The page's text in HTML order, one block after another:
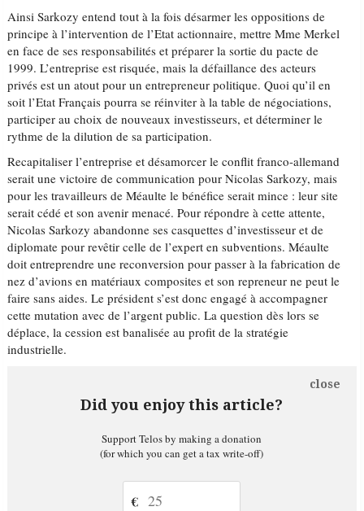
Ainsi Sarkozy entend tout à la fois désarmer les oppositions de
principe à l’intervention de l’Etat actionnaire, mettre Mme Merkel
en face de ses responsabilités et préparer la sortie du pacte de
1999. L’entreprise est risquée, mais la défaillance des acteurs
privés est un atout pour un entrepreneur politique. Quoi qu’il en
soit l’Etat Français pourra se réinviter à la table de négociations,
participer au choix de nouveaux investisseurs, et déterminer le
rythme de la dilution de sa participation.
Recapitaliser l’entreprise et désamorcer le conflit franco-allemand
serait une victoire de communication pour Nicolas Sarkozy, mais
pour les travailleurs de Méaulte le bénéfice serait mince : leur site
serait cédé et son avenir menacé. Pour répondre à cette attente,
Nicolas Sarkozy abandonne ses casquettes d’investisseur et de
diplomate pour revêtir celle de l’expert en subventions. Méaulte
doit entreprendre une reconversion pour passer à la fabrication de
nez d’avions en matériaux composites et son repreneur ne peut le
faire sans aides. Le président s’est donc engagé à accompagner
cette mutation avec de l’argent public. La question dès lors se
déplace, la cession est banalisée au profit de la stratégie
industrielle.
Did you enjoy this article?
close
Support Telos by making a donation
(for which you can get a tax write-off)
€